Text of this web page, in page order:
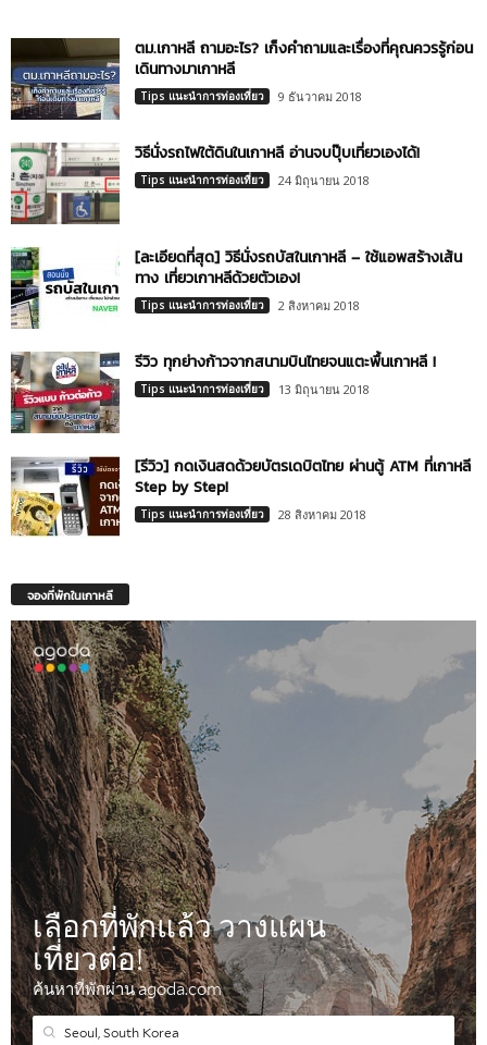
ตม.เกาหลี ถามอะไร? เก็งคำถามและเรื่องที่คุณควรรู้ก่อน
เดินทางมาเกาหลี
Tips แนะนำการท่องเที่ยว 9 ธันวาคม 2018
วิธีนั่งรถไฟใต้ดินในเกาหลี อ่านจบปุ๊บเที่ยวเองได้!
Tips แนะนำการท่องเที่ยว 24 มิถุนายน 2018
[ละเอียดที่สุด] วิธีนั่งรถบัสในเกาหลี – ใช้แอพสร้างเส้น
ทาง เที่ยวเกาหลีด้วยตัวเอง!
Tips แนะนำการท่องเที่ยว 2 สิงหาคม 2018
รีวิว ทุกย่างก้าวจากสนามบินไทยจนแตะพื้นเกาหลี !
Tips แนะนำการท่องเที่ยว 13 มิถุนายน 2018
[รีวิว] กดเงินสดด้วยบัตรเดบิตไทย ผ่านตู้ ATM ที่เกาหลี
Step by Step!
Tips แนะนำการท่องเที่ยว 28 สิงหาคม 2018
จองที่พักในเกาหลี